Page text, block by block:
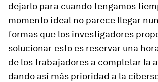
dejarlo para cuando tengamos
momento ideal no parece llegar
formas que los investigadores
solucionar esto es reservar una
de los trabajadores a completar la
dando así más prioridad a la